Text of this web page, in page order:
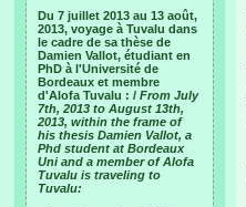
Du 7 juillet 2013 au 13 août,
2013, voyage à Tuvalu dans
le cadre de sa thèse de
Damien Vallot, étudiant en
PhD à l'Université de
Bordeaux et membre
d'Alofa Tuvalu : / From July
7th, 2013 to August 13th,
2013, within the frame of
his thesis Damien Vallot, a
Phd student at Bordeaux
Uni and a member of Alofa
Tuvalu is traveling to
Tuvalu: